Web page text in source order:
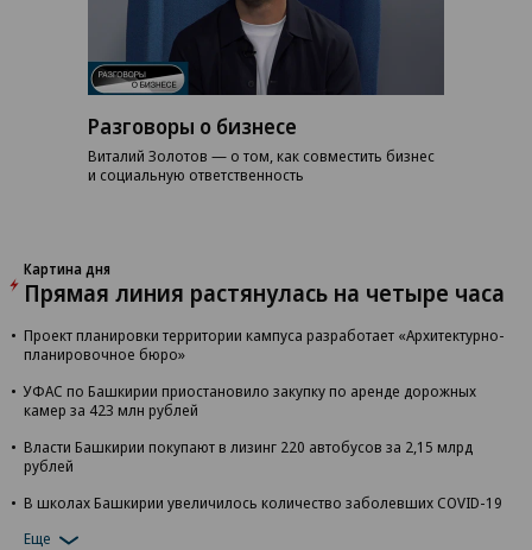
Разговоры о бизнесе
Виталий Золотов — о том, как совместить бизнес
и социальную ответственность
Картина дня
Прямая линия растянулась на четыре часа
Проект планировки территории кампуса разработает «Архитектурно-
планировочное бюро»
УФАС по Башкирии приостановило закупку по аренде дорожных
камер за 423 млн рублей
Власти Башкирии покупают в лизинг 220 автобусов за 2,15 млрд
рублей
В школах Башкирии увеличилось количество заболевших COVID-19
Еще